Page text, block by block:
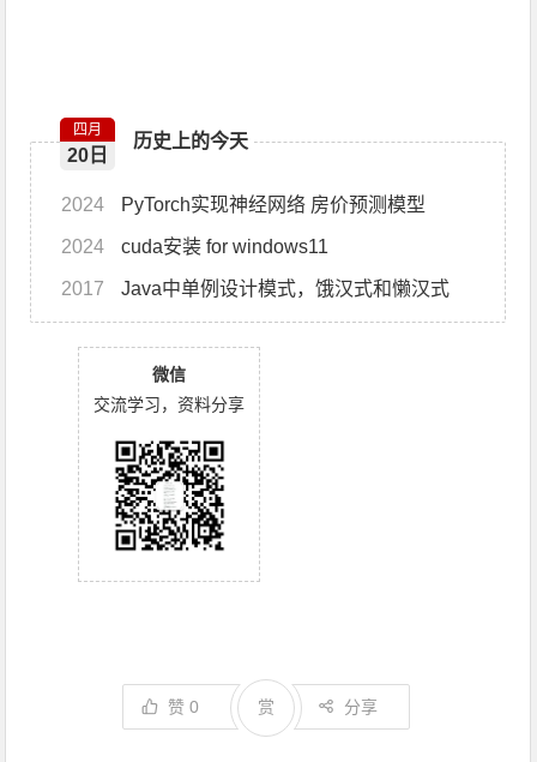
历史上的今天
四月
20日
2024 PyTorch实现神经网络 房价预测模型
2024 cuda安装 for windows11
2017 Java中单例设计模式，饿汉式和懒汉式
微信
交流学习，资料分享
赞0 分享
赏